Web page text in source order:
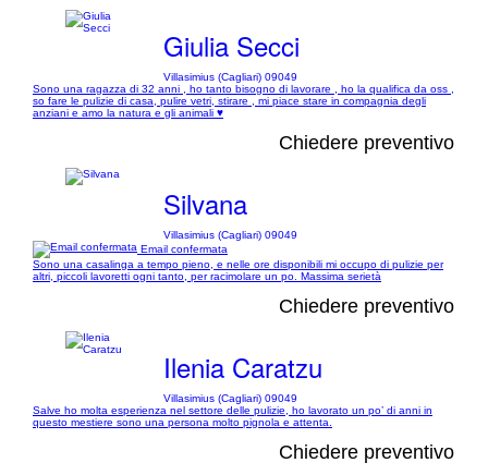
Giulia Secci
Villasimius (Cagliari) 09049
Sono una ragazza di 32 anni , ho tanto bisogno di lavorare , ho la qualifica da oss ,
so fare le pulizie di casa, pulire vetri, stirare , mi piace stare in compagnia degli
anziani e amo la natura e gli animali ♥️
Chiedere preventivo
Silvana
Villasimius (Cagliari) 09049
Email confermata
Sono una casalinga a tempo pieno, e nelle ore disponibili mi occupo di pulizie per
altri, piccoli lavoretti ogni tanto, per racimolare un po. Massima serietà
Chiedere preventivo
Ilenia Caratzu
Villasimius (Cagliari) 09049
Salve ho molta esperienza nel settore delle pulizie, ho lavorato un po’ di anni in
questo mestiere sono una persona molto pignola e attenta.
Chiedere preventivo